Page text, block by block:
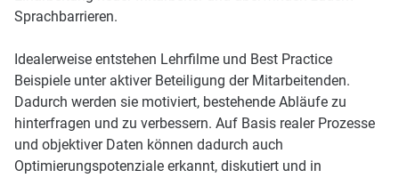
Sprachbarrieren.
Idealerweise entstehen Lehrfilme und Best Practice
Beispiele unter aktiver Beteiligung der Mitarbeitenden.
Dadurch werden sie motiviert, bestehende Abläufe zu
hinterfragen und zu verbessern. Auf Basis realer Prozesse
und objektiver Daten können dadurch auch
Optimierungspotenziale erkannt, diskutiert und in